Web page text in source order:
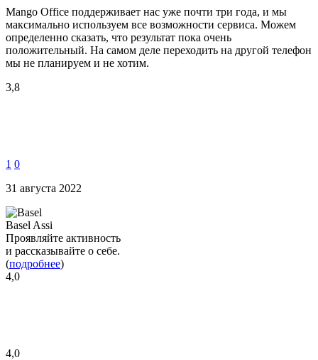
Mango Office поддерживает нас уже почти три года, и мы
максимально используем все возможности сервиса. Можем
определенно сказать, что результат пока очень
положительный. На самом деле переходить на другой телефон
мы не планируем и не хотим.
3,8
1 0
31 августа 2022
Basel Assi
Проявляйте активность
и рассказывайте о себе.
(подробнее)
4,0
4,0